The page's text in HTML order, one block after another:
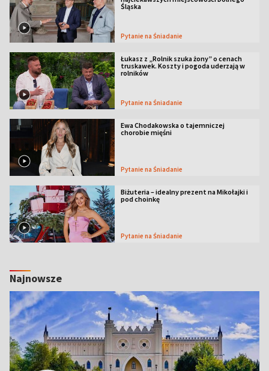
Śląska
Pytanie na Śniadanie
Łukasz z „Rolnik szuka żony” o cenach
truskawek. Koszty i pogoda uderzają w
rolników
Pytanie na Śniadanie
Ewa Chodakowska o tajemniczej
chorobie mięśni
Pytanie na Śniadanie
Biżuteria – idealny prezent na Mikołajki i
pod choinkę
Pytanie na Śniadanie
Najnowsze